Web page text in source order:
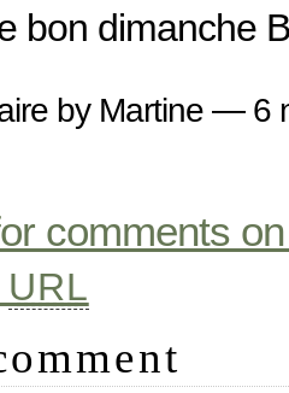
bon dimanche
by Martine — 6
comments
URL